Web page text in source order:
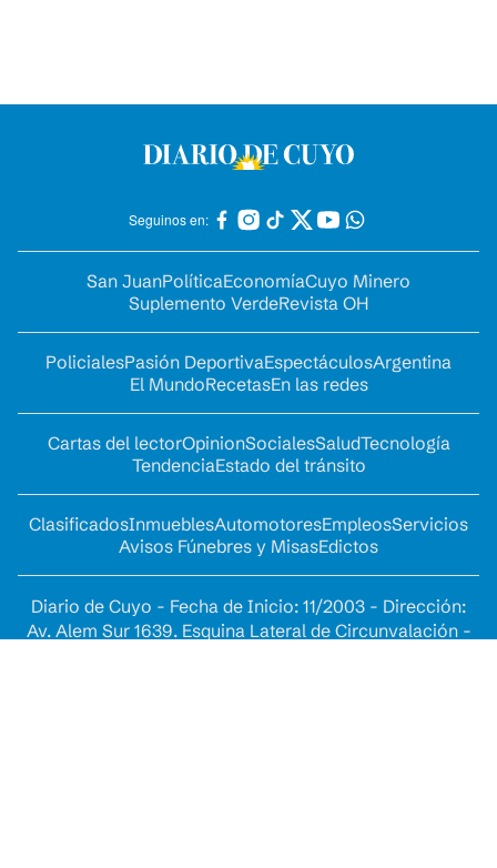
Seguinos en:
San JuanPolíticaEconomíaCuyo Minero
Suplemento VerdeRevista OH
PolicialesPasión DeportivaEspectáculosArgentina
El MundoRecetasEn las redes
Cartas del lectorOpinionSocialesSaludTecnología
TendenciaEstado del tránsito
ClasificadosInmueblesAutomotoresEmpleosServicios
Avisos Fúnebres y MisasEdictos
Diario de Cuyo - Fecha de Inicio: 11/2003 - Dirección:
Av. Alem Sur 1639. Esquina Lateral de Circunvalación -